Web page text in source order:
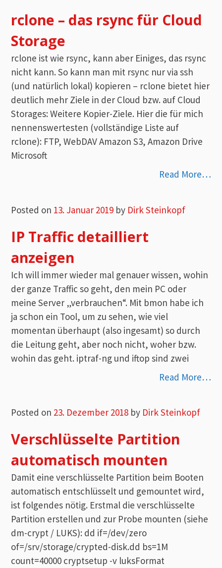
rclone – das rsync für Cloud
Storage
rclone ist wie rsync, kann aber Einiges, das rsync
nicht kann. So kann man mit rsync nur via ssh
(und natürlich lokal) kopieren – rclone bietet hier
deutlich mehr Ziele in der Cloud bzw. auf Cloud
Storages: Weitere Kopier-Ziele. Hier die für mich
nennenswertesten (vollständige Liste auf
rclone): FTP, WebDAV Amazon S3, Amazon Drive
Microsoft
Read More…
Posted on 13. Januar 2019 by Dirk Steinkopf
IP Traffic detailliert
anzeigen
Ich will immer wieder mal genauer wissen, wohin
der ganze Traffic so geht, den mein PC oder
meine Server „verbrauchen“. Mit bmon habe ich
ja schon ein Tool, um zu sehen, wie viel
momentan überhaupt (also ingesamt) so durch
die Leitung geht, aber noch nicht, woher bzw.
wohin das geht. iptraf-ng und iftop sind zwei
Read More…
Posted on 23. Dezember 2018 by Dirk Steinkopf
Verschlüsselte Partition
automatisch mounten
Damit eine verschlüsselte Partition beim Booten
automatisch entschlüsselt und gemountet wird,
ist folgendes nötig. Erstmal die verschlüsselte
Partition erstellen und zur Probe mounten (siehe
dm-crypt / LUKS): dd if=/dev/zero
of=/srv/storage/crypted-disk.dd bs=1M
count=40000 cryptsetup -v luksFormat